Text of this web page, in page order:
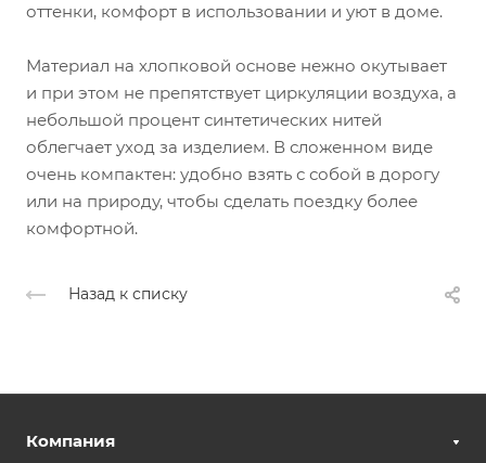
оттенки, комфорт в использовании и уют в доме.
Материал на хлопковой основе нежно окутывает
и при этом не препятствует циркуляции воздуха, а
небольшой процент синтетических нитей
облегчает уход за изделием. В сложенном виде
очень компактен: удобно взять с собой в дорогу
или на природу, чтобы сделать поездку более
комфортной.
Назад к списку
Компания